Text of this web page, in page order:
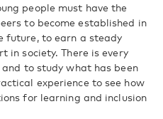
people must have the
to become established in
future, to earn a steady
in society. There is every
to study what has been
experience to see how
for learning and inclusion